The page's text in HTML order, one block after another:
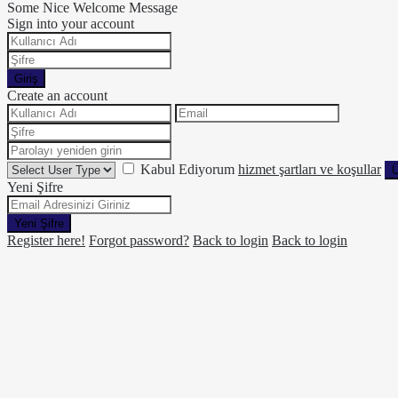
Some Nice Welcome Message
Sign into your account
Giriş
Create an account
Kabul Ediyorum hizmet şartları ve koşullar
Yeni Şifre
Yeni Şifre
Register here! Forgot password? Back to login Back to login